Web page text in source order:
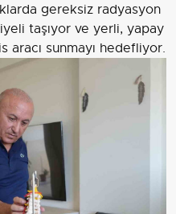
gereksiz radyasyon
taşıyor ve yerli, yapay
sunmayı hedefliyor.